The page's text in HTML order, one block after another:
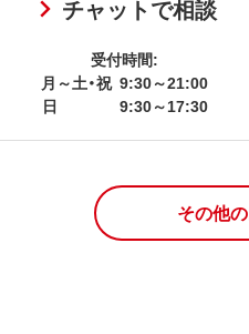
チャットで相談
受付時間:
月～土・祝 9:30～21:00
日
9:30～17:30
その他